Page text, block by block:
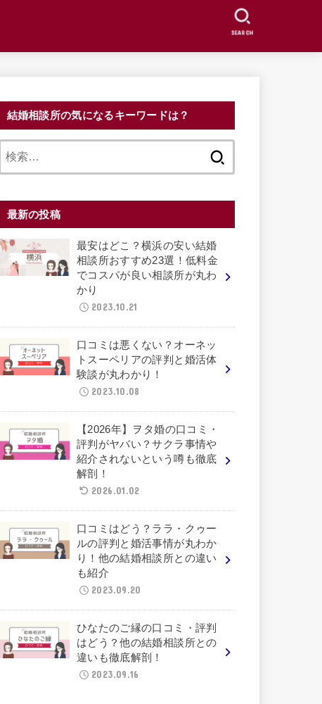
SEARCH
結婚相談所の気になるキーワードは？
最新の投稿
最安はどこ？横浜の安い結婚
相談所おすすめ23選！低料金
でコスパが良い相談所が丸わ
かり
2023.10.21
口コミは悪くない？オーネッ
トスーペリアの評判と婚活体
験談が丸わかり！
2023.10.08
【2026年】ヲタ婚の口コミ・
評判がヤバい？サクラ事情や
紹介されないという噂も徹底
解剖！
2026.01.02
口コミはどう？ララ・クゥー
ルの評判と婚活事情が丸わか
り！他の結婚相談所との違い
も紹介
2023.09.20
ひなたのご縁の口コミ・評判
はどう？他の結婚相談所との
違いも徹底解剖！
2023.09.16